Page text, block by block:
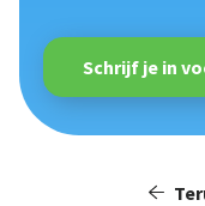
Schrijf je in